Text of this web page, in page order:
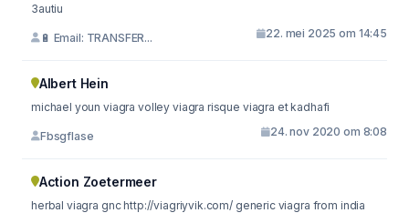
3autiu
🔋 Email: TRANSFER... 22. mei 2025 om 14:45
Albert Hein
michael youn viagra volley viagra risque viagra et kadhafi
Fbsgflase 24. nov 2020 om 8:08
Action Zoetermeer
herbal viagra gnc http://viagriyvik.com/ generic viagra from india